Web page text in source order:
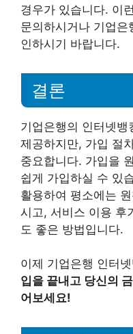
경우가 있습니다. 이
문의하시거나 기업
인하시기 바랍니다.
결론
기업은행의 인터넷
제공하지만, 가입 절
중요합니다. 가입을
쉽게 가입하실 수 있
활용하여 평소에는
시고, 서비스 이용 후
도 좋은 방법입니다.
이제 기업은행 인터
입을 끝내고 당신의
어보세요!